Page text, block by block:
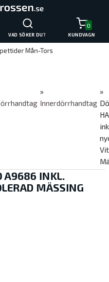
VAD SÖKER DU?
0
KUNDVAGN
Mån-Tors
»
Innerdörrhandtag
»
A9686 INKL.
MÄSSING